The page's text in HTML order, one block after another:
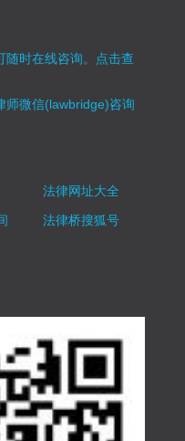
时在线咨询。 点击查
师微信(lawbridge)咨询
法律网址大全
法律桥搜狐号